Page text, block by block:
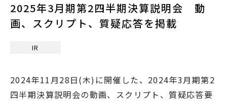
ニュース
株主・投資家情報
2025年3月期第2四半期決算説明会 動
画、スクリプト、質疑応答を掲載
IR
2024年11月28日(木)に開催した、2024年3月期第2
四半期決算説明会の動画、スクリプト、質疑応答要